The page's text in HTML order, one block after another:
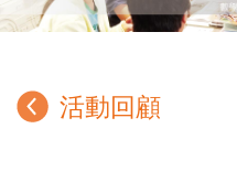
活動回顧